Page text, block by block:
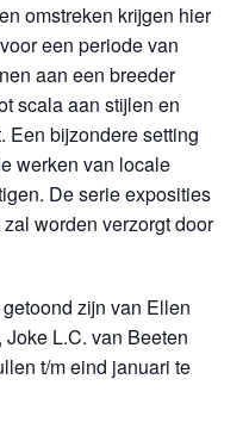
omstreken krijgen hier
een periode van
aan een breeder
scala aan stijlen en
Een bijzondere setting
werken van locale
De serie exposities
worden verzorgt door
zijn van Ellen
L.C. van Beeten
t/m eind januari te